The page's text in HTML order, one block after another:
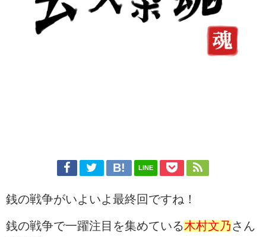
LINE
銭の戦争がいよいよ最終回ですね！
銭の戦争で一躍注目を集めている木村文乃さん